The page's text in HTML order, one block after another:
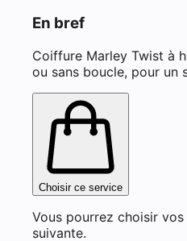
En bref
Coiffure Marley Twist à
ou sans boucle, pour un
Choisir ce service
Vous pourrez choisir
suivante.